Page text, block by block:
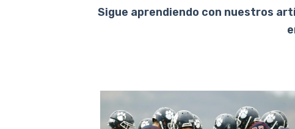
Sigue aprendiendo con nuestros